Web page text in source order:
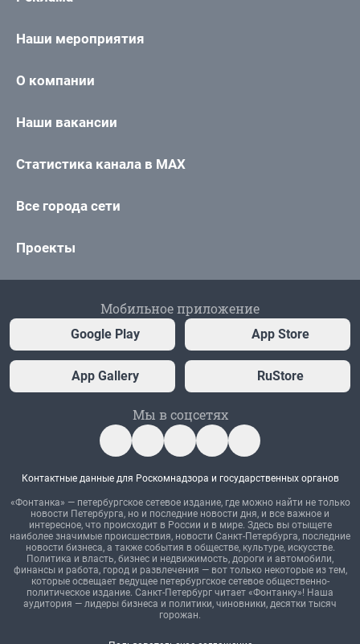
Наши мероприятия
О компании
Наши вакансии
Статистика канала в MAX
Все города сети
Проекты
Мобильное приложение
Google Play App Store
App Gallery RuStore
Мы в соцсетях
Контактные данные для Роскомнадзора и государственных органов
«Фонтанка» — петербургское сетевое издание, где можно найти не только
новости Петербурга, но и последние новости дня, и все важное и
интересное, что происходит в России и в мире. Здесь вы отыщете
наиболее значимые происшествия, новости Санкт-Петербурга, последние
новости бизнеса, а также события в обществе, культуре, искусстве.
Политика и власть, бизнес и недвижимость, дороги и автомобили,
финансы и работа, город и развлечения — вот только некоторые из тем,
которые освещает ведущее петербургское сетевое общественно-
политическое издание. Санкт-Петербург читает «Фонтанку»! Наша
аудитория — лидеры бизнеса и политики, чиновники, десятки тысяч
горожан.